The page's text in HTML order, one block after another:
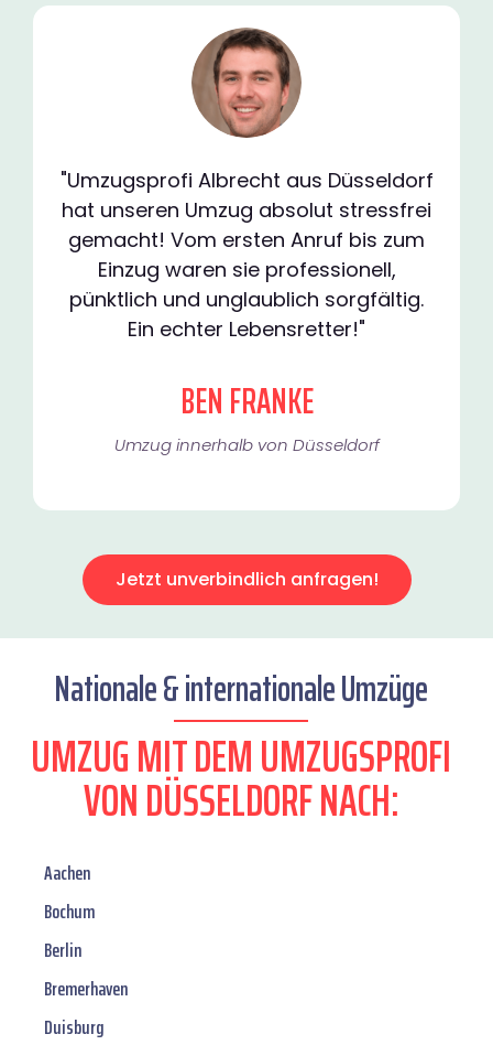
"Umzugsprofi Albrecht aus Düsseldorf
hat unseren Umzug absolut stressfrei
gemacht! Vom ersten Anruf bis zum
Einzug waren sie professionell,
pünktlich und unglaublich sorgfältig.
Ein echter Lebensretter!"
BEN FRANKE
Umzug innerhalb von Düsseldorf​
Jetzt unverbindlich anfragen!
Nationale & internationale Umzüge
UMZUG MIT DEM UMZUGSPROFI
VON DÜSSELDORF NACH:
Aachen
Bochum
Berlin
Bremerhaven
Duisburg